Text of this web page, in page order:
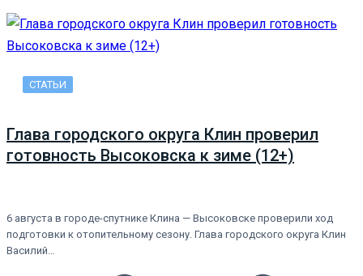
СТАТЬИ
Глава городского округа Клин проверил
готовность Высоковска к зиме (12+)
6 августа в городе-спутнике Клина — Высоковске проверили ход
подготовки к отопительному сезону. Глава городского округа Клин
Василий…